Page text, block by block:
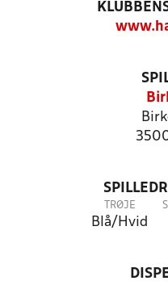
TRØJE
Blå/Hvid